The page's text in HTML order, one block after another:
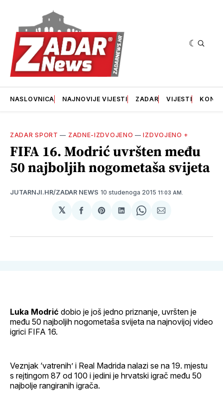
NASLOVNICA NAJNOVIJE VIJESTI ZADAR VIJESTI
ZADAR SPORT — ZADNE-IZDVOJENO —IZDVOJENO +
FIFA 16. Modrić uvršten među
50 najboljih nogometaša svijeta
JUTARNJI.HR/ZADAR NEWS 10 studenoga 2015 11:03 AM.
𝕏
podijeliSharepodijeliSharepodijeli
Luka Modrić dobio je još jedno priznanje, uvršten je
među 50 najboljih nogometaša svijeta na najnovijoj video
igrici FIFA 16.
Veznjak ‘vatrenih’ i Real Madrida nalazi se na 19. mjestu
s rejtingom 87 od 100 i jedini je hrvatski igrač među 50
najbolje rangiranih igrača.